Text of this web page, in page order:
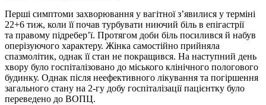
Перші симптоми захворювання у вагітної з’явилися у терміні
22+6 тиж, коли її почав турбувати ниючий біль в епігастрії
та правому підребер’ї. Протягом доби біль посилився й набув
оперізуючого характеру. Жінка самостійно прийняла
спазмолітик, однак її стан не покращився. На наступний день
хвору було госпіталізовано до міського клінічного пологового
будинку. Однак після не­ефективного лікування та погіршення
загального стану на 2-гу добу госпіталізації пацієнтку було
переведено до ВОПЦ.